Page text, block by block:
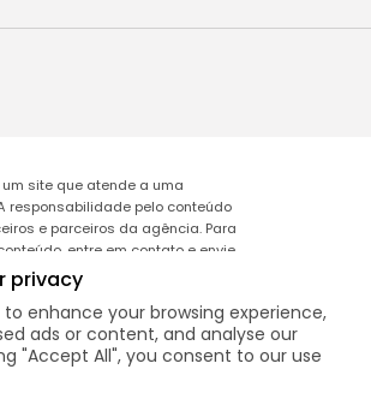
privacy
to enhance your browsing experience,
ads or content, and analyse our
"Accept All", you consent to our use
um site que atende a uma
responsabilidade pelo conteúdo
e parceiros da agência. Para
entre em contato e envie
excluída no e-mail: